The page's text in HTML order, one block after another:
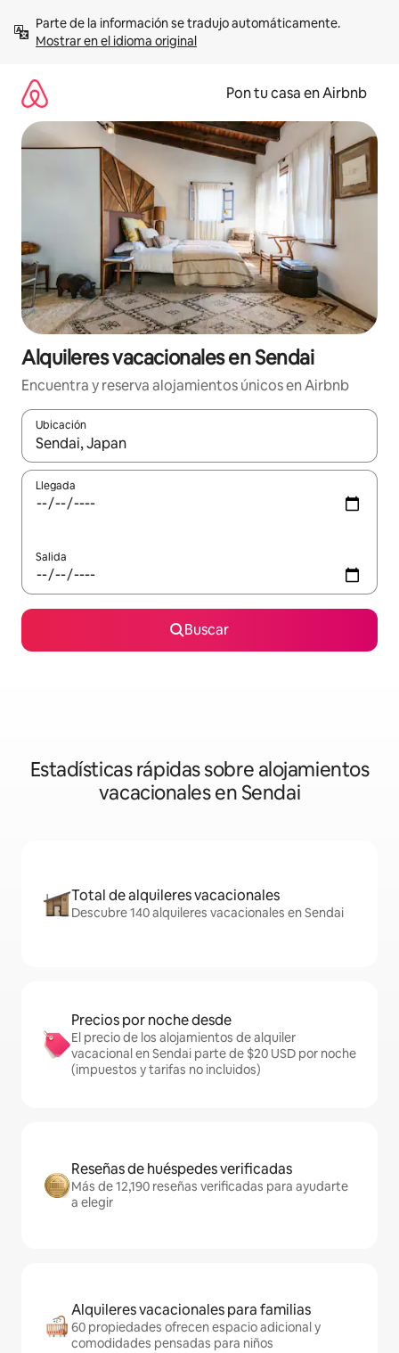
contenidoMostrar en el idioma original
Pon tu casa en Airbnb
Alquileres vacacionales en Sendai
Encuentra y reserva alojamientos únicos en Airbnb
Ubicación
Cuando los resultados estén disponibles, navega con las
Llegada
Salida
Buscar
Estadísticas rápidas sobre alojamientos
vacacionales en Sendai
Total de alquileres vacacionales
Descubre 140 alquileres vacacionales en Sendai
Precios por noche desde
El precio de los alojamientos de alquiler
vacacional en Sendai parte de $20 USD por noche
(impuestos y tarifas no incluidos)
Reseñas de huéspedes verificadas
Más de 12,190 reseñas verificadas para ayudarte
a elegir
Alquileres vacacionales para familias
60 propiedades ofrecen espacio adicional y
comodidades pensadas para niños